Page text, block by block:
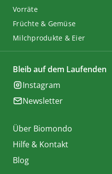
Vorräte
Früchte & Gemüse
Milchprodukte & Eier
Bleib auf dem Laufenden
Instagram
Newsletter
Über Biomondo
Hilfe & Kontakt
Blog